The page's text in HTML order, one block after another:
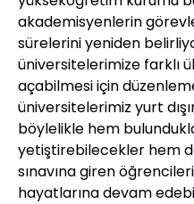
akademisyenlerin
sürelerini yeniden
üniversitelerimize farklı
açabilmesi için
üniversitelerimiz yurt
böylelikle hem
yetiştirebilecekler hem
sınavına giren
hayatlarına devam